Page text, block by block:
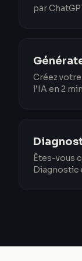
par
Créez
l’IA en 2
Êtes-vous
Diagnostic